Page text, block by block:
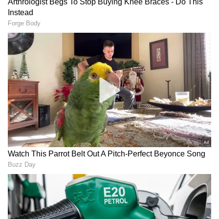
ನಾವು ಐಟಿ ಕ್ಯಾಪಿಟಲ್‌ ಆಗಿದ್ದೇವೆ. ಕೃತಕ ಬುದ್ದಿಮತ್ತೆಯಲ್ಲೂ
ನಮ್ಮ ರಾಜ್ಯ ಕ್ಯಾಪಿಟಲ್‌ ಆಗಬೇಕು ಎನ್ನುವ ದಿಕ್ಕಿನಲ್ಲಿ ನಾವು
ಮುಂದುವರೆಯುತ್ತಿದ್ದೇವೆ. ಹೀಗಾಗಿ ಡೇಟಾ ಸೆಂಟರ್‌ಗಳು,
ಕೃತಕ ಬುದ್ಧಿಮತ್ತೆ (AI) ಮೂಲಸೌಕರ್ಯ ಹಾಗೂ ಡಿಜಿಟಲ್
ಆರ್ಥಿಕತೆಯಿಂದ ಹೆಚ್ಚುತ್ತಿರುವ ವಿದ್ಯುತ್ ಬೇಡಿಕೆಗೆ
ಈಗಿನಿಂದಲೇ ಸಿದ್ಧತೆ ಮಾಡಿಕೊಳ್ಳಬೇಕು ಎಂದರು.
ಗೃಹಜ್ಯೋತಿ ಯೋಜನೆಯಿಂದಾಗಿ ಯಾವುದೇ ಹೊರೆ ಆಗಿಲ್ಲ.
ಆದರೆ, ಸರ್ಕಾರಿ ಇಲಾಖೆಗಳು ಎಸ್ಕಾಂಗಳಿಗೆ
ಪಾವತಿಸಬೇಕಿರುವ 12,631 ಕೋಟಿ ರೂಪಾಯಿ ಬಾಕಿಯನ್ನು
RECOMMENDED STORIES